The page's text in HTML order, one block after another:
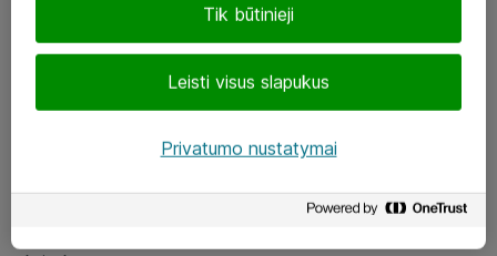
LinkedIn
Tik būtinieji
Leisti visus slapukus
Privatumo nustatymai